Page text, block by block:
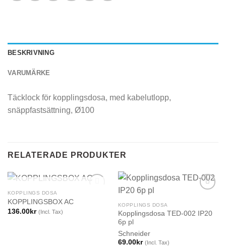
BESKRIVNING
VARUMÄRKE
Täcklock för kopplingsdosa, med kabelutlopp,
snäppfastsättning, Ø100
RELATERADE PRODUKTER
SLUT I LAGER
KOPPLINGS DOSA
KOPPLINGSBOX AC
136.00kr (Incl. Tax)
KOPPLINGS DOSA
Kopplingsdosa TED-002 IP20
6p pl
Schneider
69.00kr (Incl. Tax)